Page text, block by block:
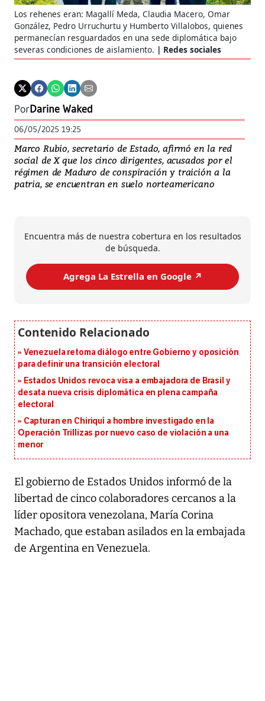
Los rehenes eran: Magallí Meda, Claudia Macero, Omar
González, Pedro Urruchurtu y Humberto Villalobos, quienes
permanecían resguardados en una sede diplomática bajo
severas condiciones de aislamiento.
Redes sociales
PorDarine Waked
06/05/2025 19:25
Marco Rubio, secretario de Estado, afirmó en la red
social de X que los cinco dirigentes, acusados por el
régimen de Maduro de conspiración y traición a la
patria, se encuentran en suelo norteamericano
Encuentra más de nuestra cobertura en los resultados
de búsqueda.
Agrega La Estrella en Google ↗️
Venezuela retoma diálogo entre Gobierno y oposición
para definir una transición electoral
Estados Unidos revoca visa a embajadora de Brasil y
desata nueva crisis diplomática en plena campaña
electoral
Capturan en Chiriquí a hombre investigado en la
Operación Trillizas por nuevo caso de violación a una
menor
El gobierno de Estados Unidos informó de la
libertad de cinco colaboradores cercanos a la
líder opositora venezolana, María Corina
Machado, que estaban asilados en la embajada
de Argentina en Venezuela.